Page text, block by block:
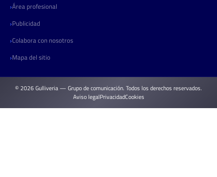
Área profesional
Publicidad
Colabora con nosotros
Mapa del sitio
© 2026 Gulliveria — Grupo de comunicación. Todos los derechos reservados.
Aviso legalPrivacidadCookies